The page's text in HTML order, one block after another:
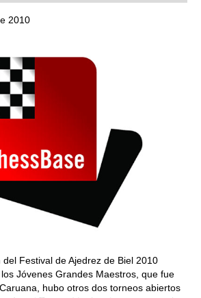
and with a
than ever before.
2010
Festival de Ajedrez de Biel 2010
Jóvenes Grandes Maestros, que fue
hubo otros dos torneos abiertos